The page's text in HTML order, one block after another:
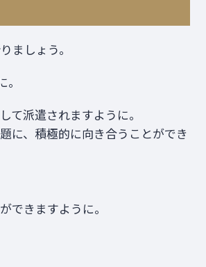
ましょう。
て派遣されますように。
に、積極的に向き合うことができ
できますように。